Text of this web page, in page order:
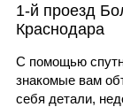
1-й проезд
Краснодара
С помощью
знакомые вам
себя детали,